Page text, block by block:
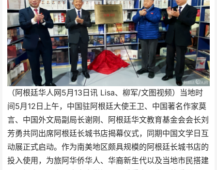
（阿根廷华人网5月13日讯 Lisa、柳军/文图视频）当地时
间5月12日上午，中国驻阿根廷大使王卫、中国著名作家莫
言、中国外文局副局长谢刚、阿根廷华文教育基金会会长刘
芳勇共同出席阿根廷长城书店揭幕仪式，同期中国文学日互
动展正式启动。作为南美地区颇具规模的阿根廷长城书店的
投入使用，为旅阿华侨华人、华裔新生代以及当地市民搭建